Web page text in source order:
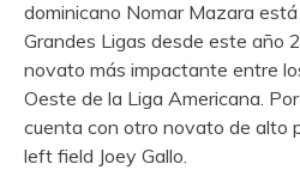
dominicano Nomar Mazara
Grandes Ligas desde este año
novato más impactante entre
Oeste de la Liga Americana.
cuenta con otro novato de alto
left field Joey Gallo.